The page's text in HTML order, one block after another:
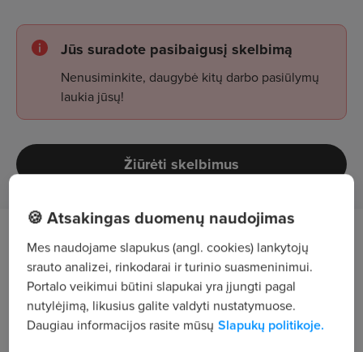
Jūs suradote pasibaigusį skelbimą
Nenusiminkite, daugybė kitų darbo pasiūlymų
laukia jūsų!
Žiūrėti skelbimus
Tavęs laukia
prekių priėmimas, pakavimas ir išdavimas;
užsakymų surinkimas pagal važtaraščius;
🍪 Atsakingas duomenų naudojimas
Mes naudojame slapukus (angl. cookies) lankytojų
srauto analizei, rinkodarai ir turinio suasmeninimui.
Portalo veikimui būtini slapukai yra įjungti pagal
nutylėjimą, likusius galite valdyti nustatymuose.
Daugiau informacijos rasite mūsų Slapukų politikoje.